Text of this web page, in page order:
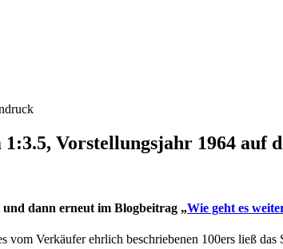
Vorstellungsjahr 1964
und dann erneut im Blogbeitrag „Wie geht es
vom Verkäufer ehrlich beschriebenen 100ers ließ